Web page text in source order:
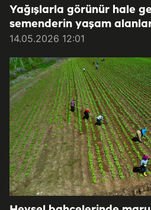
Yağışlarla görünür hale
semenderin yaşam
14.05.2026 12:01